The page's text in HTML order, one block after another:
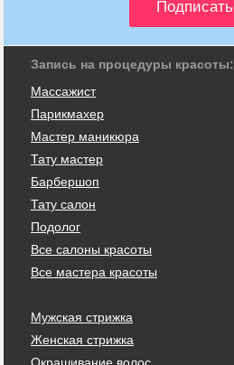
Запись на процедуры красоты:
Массажист
Парикмахер
Мастер маникюра
Тату мастер
Барбершоп
Тату салон
Подолог
Все салоны красоты
Все мастера красоты
Мужская стрижка
Женская стрижка
Окрашивание волос